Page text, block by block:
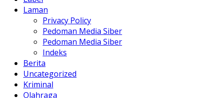
Laman
Privacy Policy
Pedoman Media Siber
Pedoman Media Siber
Indeks
Berita
Uncategorized
Kriminal
Olahraga